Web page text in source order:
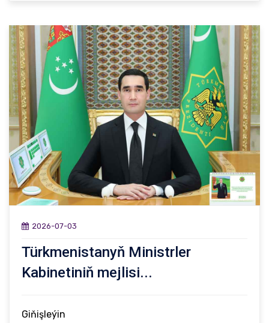
2026-07-03
Türkmenistanyň Ministrler
Kabinetiniň mejlisi...
Giňişleýin